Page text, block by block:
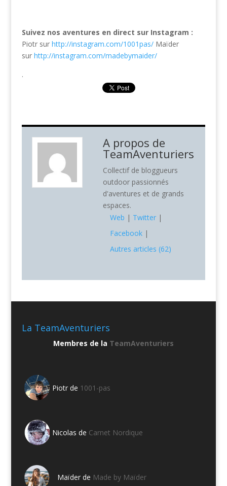
Suivez nos aventures en direct sur Instagram :
Piotr sur http://instagram.com/1001pas/ Maïder
sur http://instagram.com/madebymaider/
.
A propos de
TeamAventuriers
Collectif de bloggueurs
outdoor passionnés
d'aventures et de grands
espaces.
Web | Twitter|
Facebook|
Autres articles (62)
La TeamAventuriers
Membres de la TeamAventuriers
Piotr de 1001-pas
Nicolas de Carnet Nordique
Maïder de Made by Maïder